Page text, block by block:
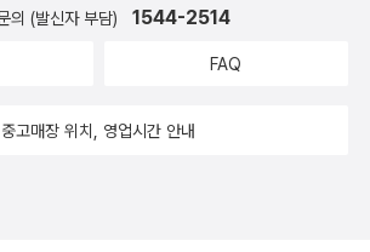
있지 않’게 노래를 부르고, ‘우리 모두가
지 않더라도 가면을 벗고 자기 자신으로서
이는 더 아이답지 않을 수 있다”고 느낍니
한테서 사랑받으려고 태어난 아이”인데, 적
, 열세 살부터 차분히 ‘마을배움터’에 모여
의 (발신자 부담) 1544-2514
FAQ
중고매장 위치, 영업시간 안내